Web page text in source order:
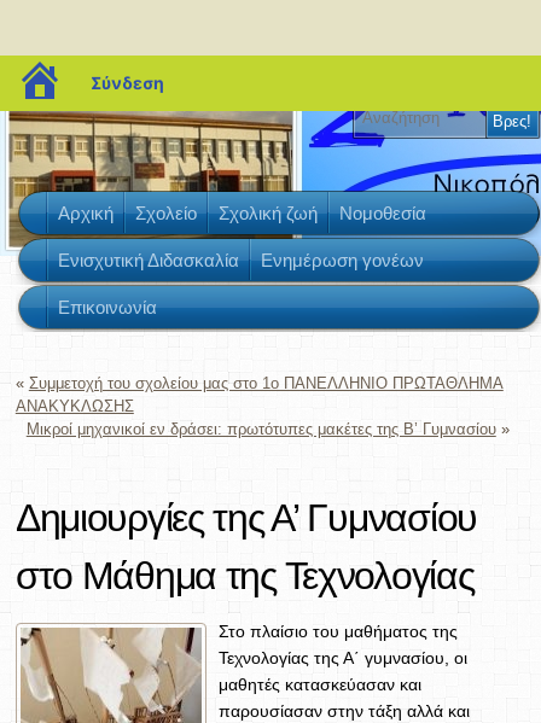
blogs.sch.gr
Σύνδεση
Αρχική Σχολείο Σχολική ζωή Νομοθεσία
Ενισχυτική Διδασκαλία Ενημέρωση γονέων
Επικοινωνία
« Συμμετοχή του σχολείου μας στο 1ο ΠΑΝΕΛΛΗΝΙΟ ΠΡΩΤΑΘΛΗΜΑ
ΑΝΑΚΥΚΛΩΣΗΣ
Μικροί μηχανικοί εν δράσει: πρωτότυπες μακέτες της Β’ Γυμνασίου»
Δημιουργίες της Α’ Γυμνασίου
στο Μάθημα της Τεχνολογίας
Στο πλαίσιο του μαθήματος της
Τεχνολογίας της Α΄ γυμνασίου, οι
μαθητές κατασκεύασαν και
παρουσίασαν στην τάξη αλλά και